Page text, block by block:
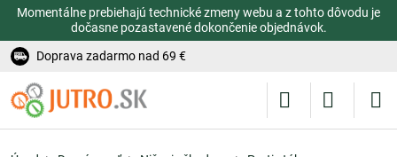
Momentálne prebiehajú technické zmeny webu a z tohto dôvodu je
dočasne pozastavené dokončenie objednávok.
Doprava zadarmo nad 69 €